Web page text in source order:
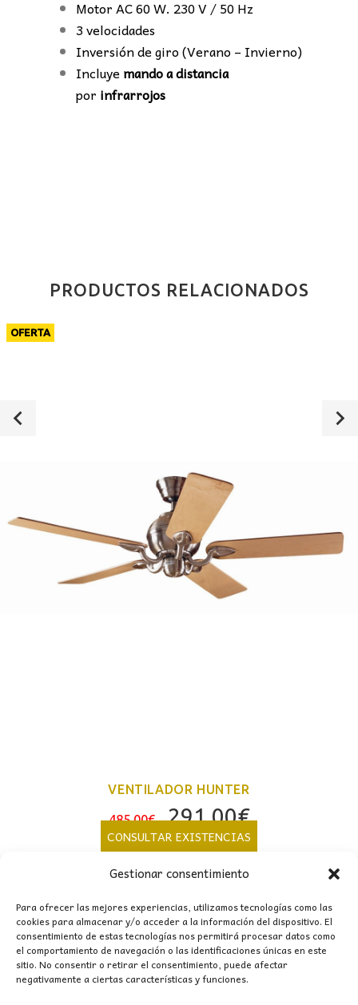
Gestionar consentimiento
Para ofrecer las mejores experiencias, utilizamos tecnologías como las
cookies para almacenar y/o acceder a la información del dispositivo. El
consentimiento de estas tecnologías nos permitirá procesar datos como
el comportamiento de navegación o las identificaciones únicas en este
sitio. No consentir o retirar el consentimiento, puede afectar
negativamente a ciertas características y funciones.
Motor AC 60 W. 230 V / 50 Hz
3 velocidades
Inversión de giro (Verano – Invierno)
Incluyemando a distancia
por infrarrojos
PRODUCTOS RELACIONADOS
OFERTA
VENTILADOR HUNTER
485,00€
El
precio
original
era:
485,00€.
291,00€El
precio
actual
291,00€.
CONSULTAR EXISTENCIAS